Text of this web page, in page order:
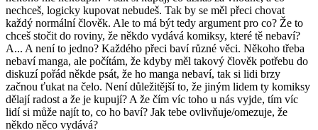
nechceš, logicky kupovat nebudeš. Tak by se měl přeci chovat
každý normální člověk. Ale to má být tedy argument pro co? Že to
chceš stočit do roviny, že někdo vydává komiksy, které tě nebaví?
A... A není to jedno? Každého přeci baví různé věci. Někoho třeba
nebaví manga, ale počítám, že kdyby měl takový člověk potřebu do
diskuzí pořád někde psát, že ho manga nebaví, tak si lidi brzy
začnou ťukat na čelo. Není důležitější to, že jiným lidem ty komiksy
dělají radost a že je kupují? A že čím víc toho u nás vyjde, tím víc
lidí si může najít to, co ho baví? Jak tebe ovlivňuje/omezuje, že
někdo něco vydává?